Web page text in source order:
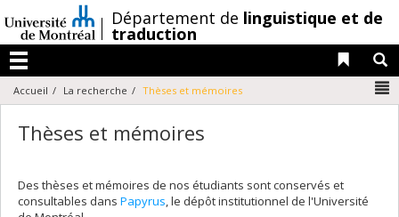
au
contenu
/Département de linguistique et de
traduction
Menu
Liens
Accueil La recherche Thèses et mémoires
Thèses et mémoires
Des thèses et mémoires de nos étudiants sont conservés et
consultables dans Papyrus, le dépôt institutionnel de l'Université